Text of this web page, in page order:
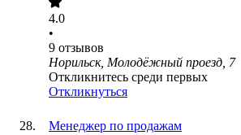
4.0
•
9 отзывов
Норильск, Молодёжный проезд, 7
Откликнитесь среди первых
Откликнуться
Менеджер по продажам